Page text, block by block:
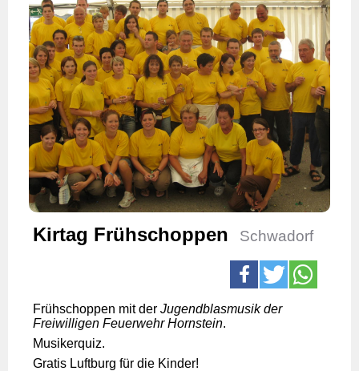
Kirtag Frühschoppen Schwadorf
Frühschoppen mit der Jugendblasmusik der
Freiwilligen Feuerwehr Hornstein.
Musikerquiz.
Gratis Luftburg für die Kinder!